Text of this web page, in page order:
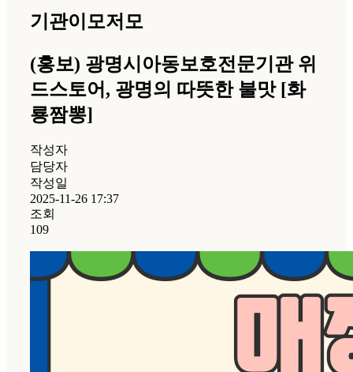
기관이모저모
(홍보) 광명시아동보호전문기관 위
드스토어, 광명의 따뜻한 불맛 [화
룡짬뽕]
작성자
담당자
작성일
2025-11-26 17:37
조회
109